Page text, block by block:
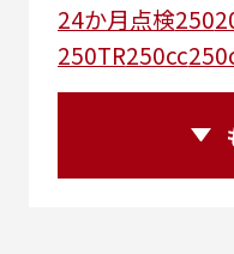
24か月点検250
250TR250cc
250ccスーパー
250ｃｃアドベ